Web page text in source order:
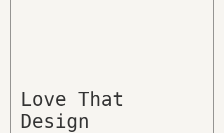
Love That
Design